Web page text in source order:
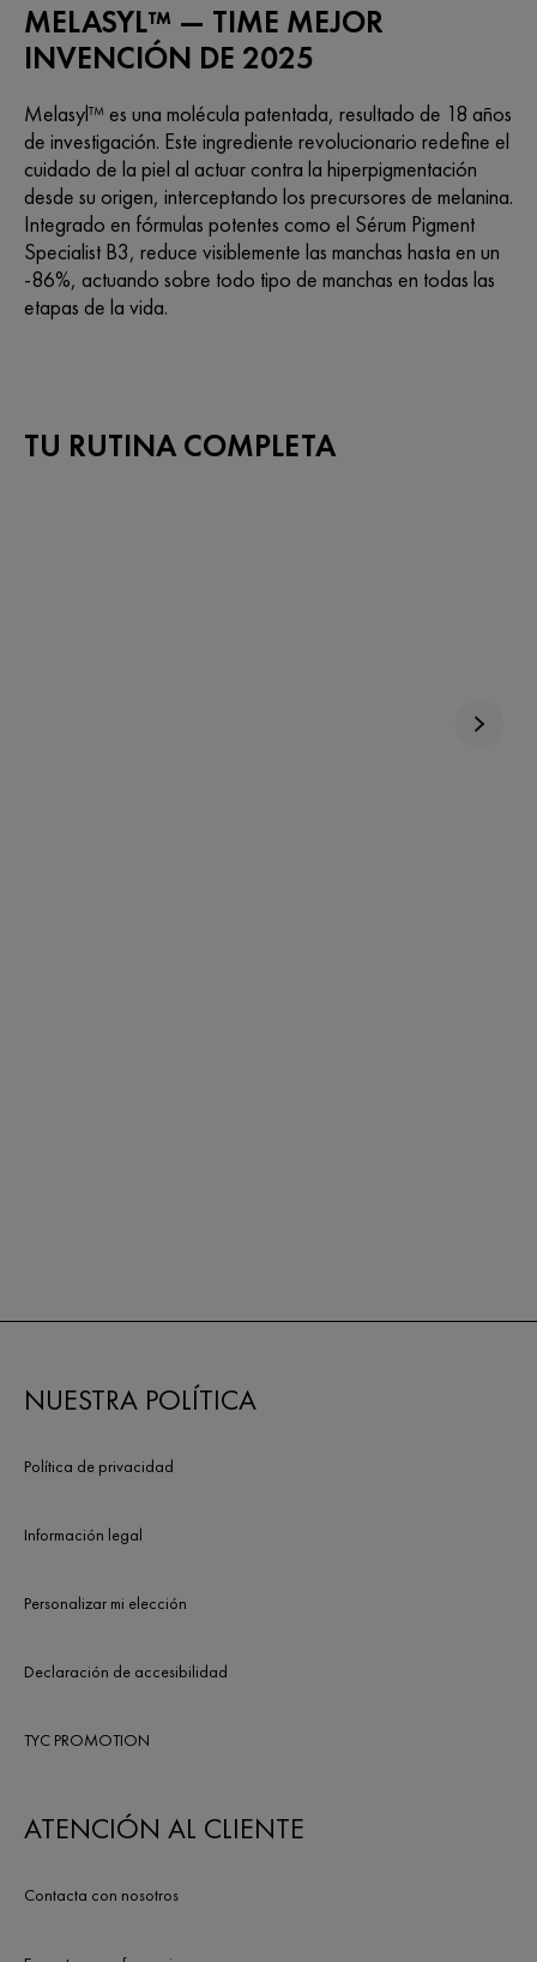
MELASYL™ — TIME MEJOR
INVENCIÓN DE 2025
Melasyl™ es una molécula patentada, resultado de 18 años
de investigación. Este ingrediente revolucionario redefine el
cuidado de la piel al actuar contra la hiperpigmentación
desde su origen, interceptando los precursores de melanina.
Integrado en fórmulas potentes como el Sérum Pigment
Specialist B3, reduce visiblemente las manchas hasta en un
-86%, actuando sobre todo tipo de manchas en todas las
etapas de la vida.
TU RUTINA COMPLETA
NUESTRA POLÍTICA
Política de privacidad
Información legal
Personalizar mi elección
Declaración de accesibilidad
TYC PROMOTION
ATENCIÓN AL CLIENTE
Contacta con nosotros